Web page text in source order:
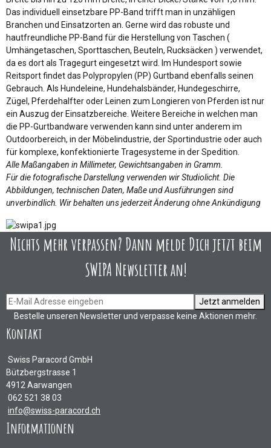
Das individuell einsetzbare PP-Band trifft man in unzähligen
Branchen und Einsatzorten an. Gerne wird das robuste und
hautfreundliche PP-Band für die Herstellung von Taschen (
Umhängetaschen, Sporttaschen, Beuteln, Rucksäcken ) verwendet,
da es dort als Tragegurt eingesetzt wird. Im Hundesport sowie
Reitsport findet das Polypropylen (PP) Gurtband ebenfalls seinen
Gebrauch. Als Hundeleine, Hundehalsbänder, Hundegeschirre,
Zügel, Pferdehalfter oder Leinen zum Longieren von Pferden ist nur
ein Auszug der Einsatzbereiche. Weitere Bereiche in welchen man
die PP-Gurtbandware verwenden kann sind unter anderem im
Outdoorbereich, in der Möbelindustrie, der Sportindustrie oder auch
für komplexe, konfektionierte Tragesysteme in der Spedition.
Alle Maßangaben in Millimeter, Gewichtsangaben in Gramm.
Für die fotografische Darstellung verwenden wir Studiolicht. Die
Abbildungen, technischen Daten, Maße und Ausführungen sind
unverbindlich. Wir behalten uns jederzeit Änderung ohne Ankündigung
Nichts mehr verpassen? Dann melde Dich jetzt beim
SWIPA Newsletter an!
Jetzt anmelden
Bestelle unseren Newsletter und verpasse keine Aktionen mehr.
Kontakt
Swiss Paracord GmbH
Bützbergstrasse 1
4912 Aarwangen
062 521 38 03
info@swiss-paracord.ch
Informationen